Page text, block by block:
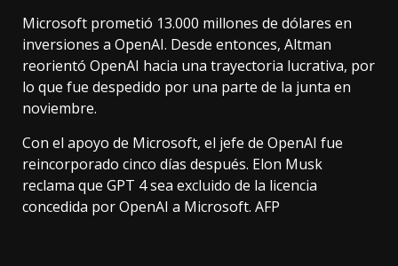
Microsoft prometió 13.000 millones de dólares en
inversiones a OpenAI. Desde entonces, Altman
reorientó OpenAI hacia una trayectoria lucrativa, por
lo que fue despedido por una parte de la junta en
noviembre.
Con el apoyo de Microsoft, el jefe de OpenAI fue
reincorporado cinco días después. Elon Musk
reclama que GPT 4 sea excluido de la licencia
concedida por OpenAI a Microsoft. AFP